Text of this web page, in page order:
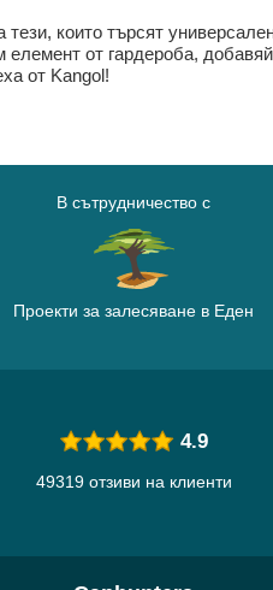
които търсят
от гардероба,
от Kangol!
В сътрудничество с
Проекти за залесяване в Еден
4.9
49319 отзиви на клиенти